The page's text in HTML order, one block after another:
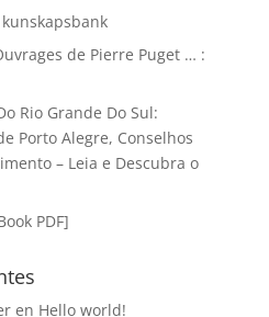
de Pierre Puget … :
Rio Grande Do Sul:
Porto Alegre, Conselhos
– Leia e Descubra o
PDF]
en Hello world!